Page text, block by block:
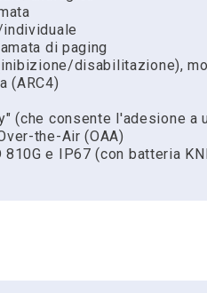
di paging
disabilitazione),
(ARC4)
(che consente l'adesione a
the-Air (OAA)
e IP67 (con batteria